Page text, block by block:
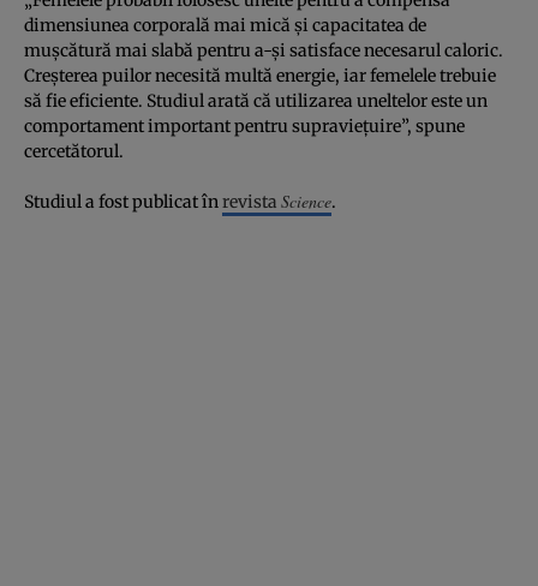
dimensiunea corporală mai mică și capacitatea de
mușcătură mai slabă pentru a-și satisface necesarul caloric.
Creșterea puilor necesită multă energie, iar femelele trebuie
să fie eficiente. Studiul arată că utilizarea uneltelor este un
comportament important pentru supraviețuire”, spune
cercetătorul.
Studiul a fost publicat înrevista Science.